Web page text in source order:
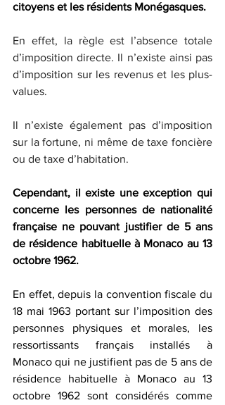
citoyens et les résidents Monégasques.
En effet, la règle est l’absence totale
d’imposition directe. Il n’existe ainsi pas
d’imposition sur les revenus et les plus-
values.
Il n’existe également pas d’imposition
sur la fortune, ni même de taxe foncière
ou de taxe d’habitation.
Cependant, il existe une exception qui
concerne les personnes de nationalité
française ne pouvant justifier de 5 ans
de résidence habituelle à Monaco au 13
octobre 1962.
En effet, depuis la convention fiscale du
18 mai 1963 portant sur l’imposition des
personnes physiques et morales, les
ressortissants français installés à
Monaco qui ne justifient pas de 5 ans de
résidence habituelle à Monaco au 13
octobre 1962 sont considérés comme